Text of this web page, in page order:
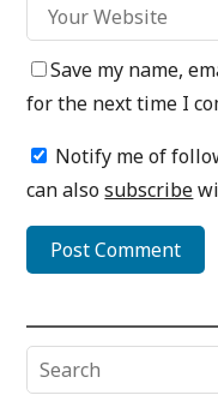
Save my name,
for the next time I
Notify me of
can alsosubscribe